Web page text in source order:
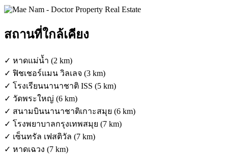
สถานที่ใกล้เคียง
✓ หาดแม่น้ำ (2 km)
✓ ฟิชเชอร์แมน วิลเลจ (3 km)
✓ โรงเรียนนานาชาติ ISS (5 km)
✓ วัดพระใหญ่ (6 km)
✓ สนามบินนานาชาติเกาะสมุย (6 km)
✓ โรงพยาบาลกรุงเทพสมุย (7 km)
✓ เซ็นทรัล เฟสติวัล (7 km)
✓ หาดเฉวง (7 km)